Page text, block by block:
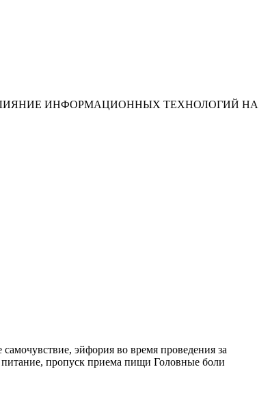
среде ВЛИЯНИЕ ИНФОРМАЦИОННЫХ ТЕХНОЛОГИЙ НА
эйфория во время проведения за
питание, пропуск приема пищи Головные боли